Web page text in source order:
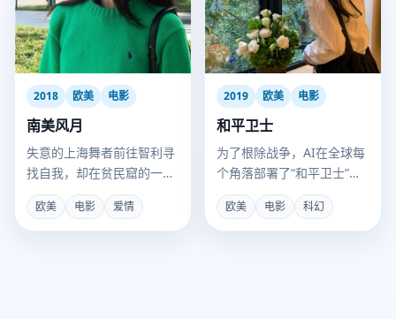
2018 欧美 电影
南美风月
失意的上海舞者前往智利寻
找自我，却在贫民窟的一场
地下探戈中，找到了爱情与
新生。
欧美 电影 爱情
2019 欧美 电影
和平卫士
为了根除战争，AI在全球每
个角落部署了“和平卫士”，
却将人类文明拖入了永恒的
寂静炼狱。
欧美 电影 科幻